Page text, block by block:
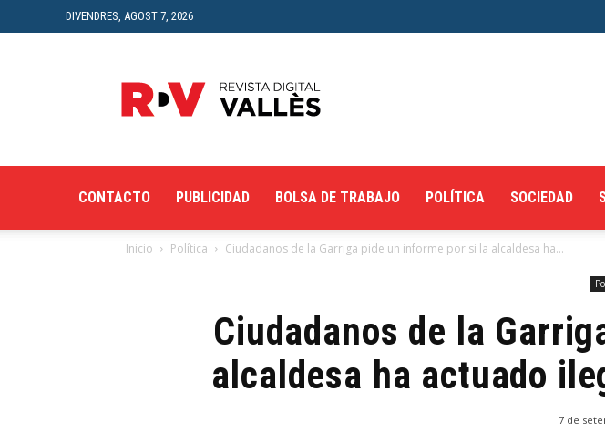
DIVENDRES, AGOST 7, 2026
Digital
del
CONTACTO PUBLICIDAD BOLSA DE TRABAJO POLÍTICA SOCIEDAD
Inicio Política Ciudadanos de la Garriga pide un informe por si la alcaldesa ha...
Ciudadanos de la
alcaldesa ha actuado
7 de